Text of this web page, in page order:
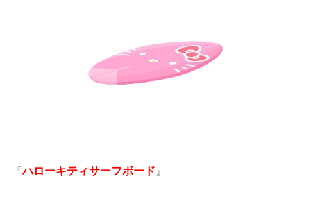
『ハローキティサーフボード 』